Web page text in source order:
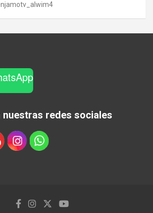
nuestras redes sociales